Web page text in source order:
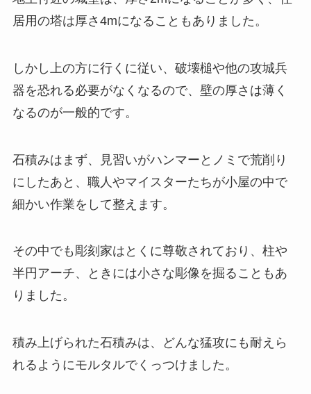
居用の塔は厚さ4mになることもありました。
しかし上の方に行くに従い、破壊槌や他の攻城兵
器を恐れる必要がなくなるので、壁の厚さは薄く
なるのが一般的です。
石積みはまず、見習いがハンマーとノミで荒削り
にしたあと、職人やマイスターたちが小屋の中で
細かい作業をして整えます。
その中でも彫刻家はとくに尊敬されており、柱や
半円アーチ、ときには小さな彫像を掘ることもあ
りました。
積み上げられた石積みは、どんな猛攻にも耐えら
れるようにモルタルでくっつけました。